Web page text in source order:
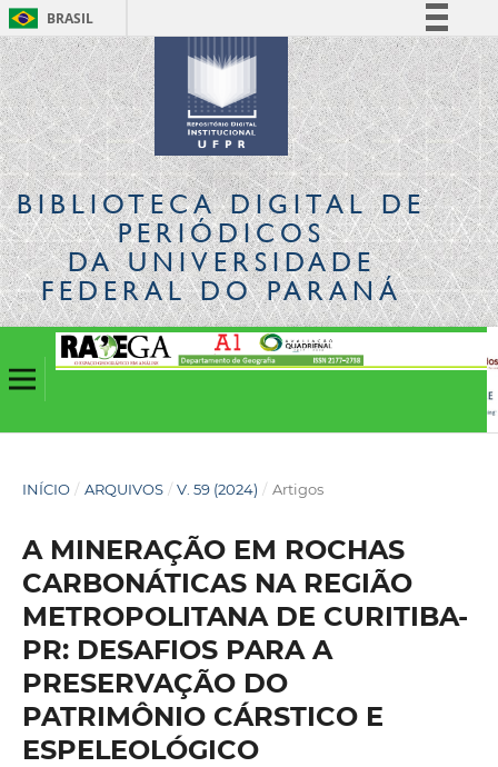
BRASIL
Simplifique!
Comunica BR
Participe
Acesso à informação
Legislação
Canais
BIBLIOTECA DIGITALDE
PERIÓDICOS
DA UNIVERSIDADE
FEDERAL DO PARANÁ
INÍCIO / ARQUIVOS / V. 59 (2024) / Artigos
A MINERAÇÃO EM ROCHAS
CARBONÁTICAS NA REGIÃO
METROPOLITANA DE CURITIBA-
PR: DESAFIOS PARA A
PRESERVAÇÃO DO
PATRIMÔNIO CÁRSTICO E
ESPELEOLÓGICO